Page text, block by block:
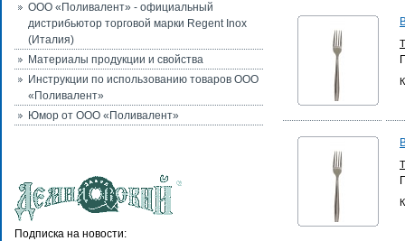
ООО «Поливалент» - официальный
дистрибьютор торговой марки Regent Inox
(Италия)
Материалы продукции и свойства
Инструкции по использованию товаров ООО
«Поливалент»
Юмор от ООО «Поливалент»
Подписка на новости: